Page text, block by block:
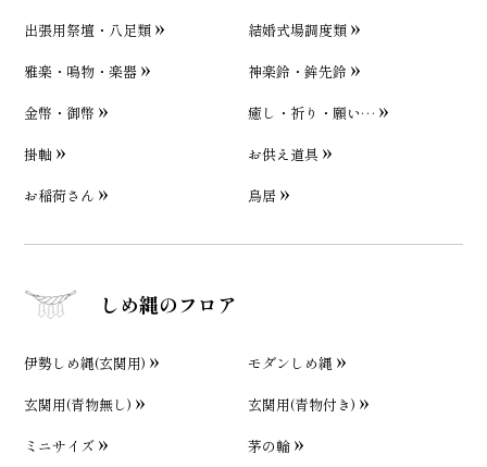
出張用祭壇・八足類
結婚式場調度類
雅楽・鳴物・楽器
神楽鈴・鉾先鈴
金幣・御幣
癒し・祈り・願い…
掛軸
お供え道具
お稲荷さん
鳥居
しめ縄のフロア
伊勢しめ縄(玄関用)
モダンしめ縄
玄関用(青物無し)
玄関用(青物付き)
ミニサイズ
茅の輪